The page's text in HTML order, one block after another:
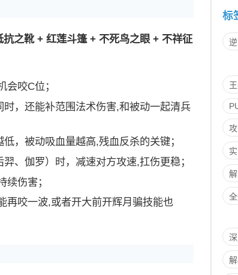
抗之靴 + 红莲斗篷 + 不死鸟之眼 + 不祥征
咬C位；
，还能补范围法术伤害,和被动一起清兵
，被动吸血量越高,残血反杀的关键；
、伽罗）时，减速对方攻速,扛伤更稳；
伤害；
再咬一波,或者开大前开辉月骗技能也
标